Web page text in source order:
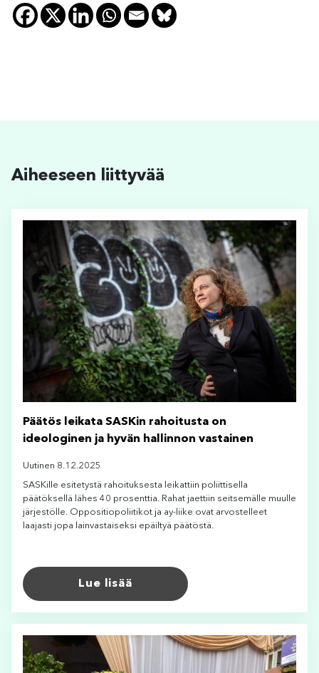
Aiheeseen liittyvää
Päätös leikata SASKin rahoitusta on
ideologinen ja hyvän hallinnon vastainen
Uutinen 8.12.2025
SASKille esitetystä rahoituksesta leikattiin poliittisella
päätöksellä lähes 40 prosenttia. Rahat jaettiin seitsemälle muulle
järjestölle. Oppositiopoliitikot ja ay-liike ovat arvostelleet
laajasti jopa lainvastaiseksi epäiltyä päätöstä.
Lue lisää